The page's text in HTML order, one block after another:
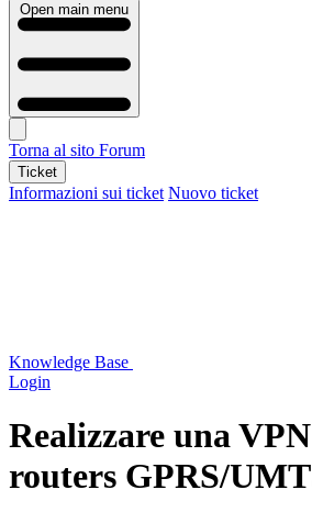
Open main menu
Torna al sito Forum
Ticket
Informazioni sui ticket Nuovo ticket
Knowledge Base
Login
Realizzare una
routers GPRS/